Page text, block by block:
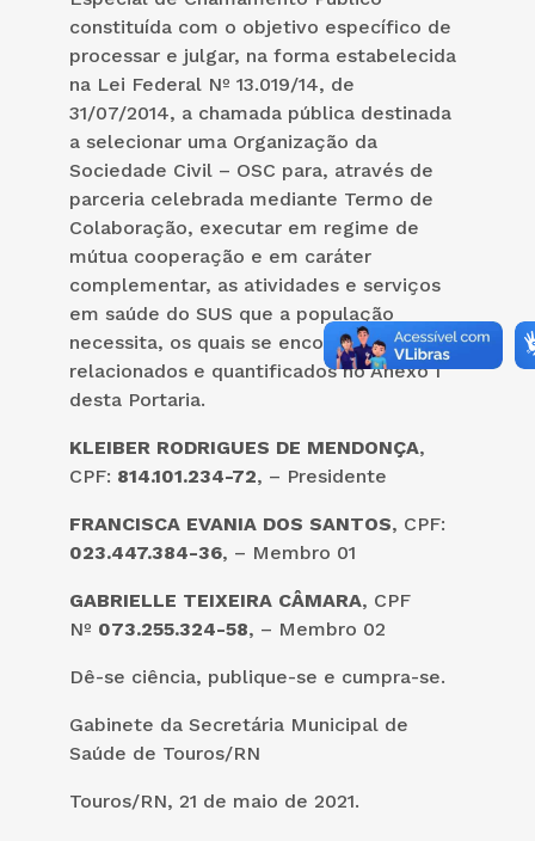
constituída com o objetivo específico de
processar e julgar, na forma estabelecida
na Lei Federal Nº 13.019/14, de
31/07/2014, a chamada pública destinada
a selecionar uma Organização da
Sociedade Civil – OSC para, através de
parceria celebrada mediante Termo de
Colaboração, executar em regime de
mútua cooperação e em caráter
complementar, as atividades e serviços
em saúde do SUS que a população
necessita, os quais se encontram
relacionados e quantificados no Anexo I
desta Portaria.
KLEIBER RODRIGUES DE MENDONÇA,
CPF: 814.101.234-72, – Presidente
FRANCISCA EVANIA DOS SANTOS, CPF:
023.447.384-36, – Membro 01
GABRIELLE TEIXEIRA CÂMARA, CPF
Nº 073.255.324-58, – Membro 02
Dê-se ciência, publique-se e cumpra-se.
Gabinete da Secretária Municipal de
Saúde de Touros/RN
Touros/RN, 21 de maio de 2021.